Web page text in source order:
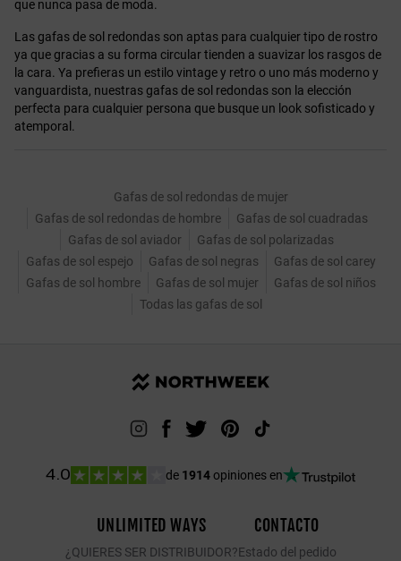
que nunca pasa de moda.
Las gafas de sol redondas son aptas para cualquier tipo de rostro
ya que gracias a su forma circular tienden a suavizar los rasgos de
la cara. Ya prefieras un estilo vintage y retro o uno más moderno y
vanguardista, nuestras gafas de sol redondas son la elección
perfecta para cualquier persona que busque un look sofisticado y
atemporal.
Gafas de sol redondas de mujer
Gafas de sol redondas de hombre
Gafas de sol cuadradas
Gafas de sol aviador
Gafas de sol polarizadas
Gafas de sol espejo
Gafas de sol negras
Gafas de sol carey
Gafas de sol hombre
Gafas de sol mujer
Gafas de sol niños
Todas las gafas de sol
4.0 de 1914opiniones en
UNLIMITED WAYS
¿QUIERES SER DISTRIBUIDOR?
CONTACTO
Estado del pedido